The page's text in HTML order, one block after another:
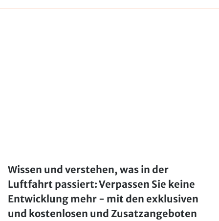
Wissen und verstehen, was in der
Luftfahrt passiert: Verpassen Sie keine
Entwicklung mehr - mit den exklusiven
und kostenlosen und Zusatzangeboten